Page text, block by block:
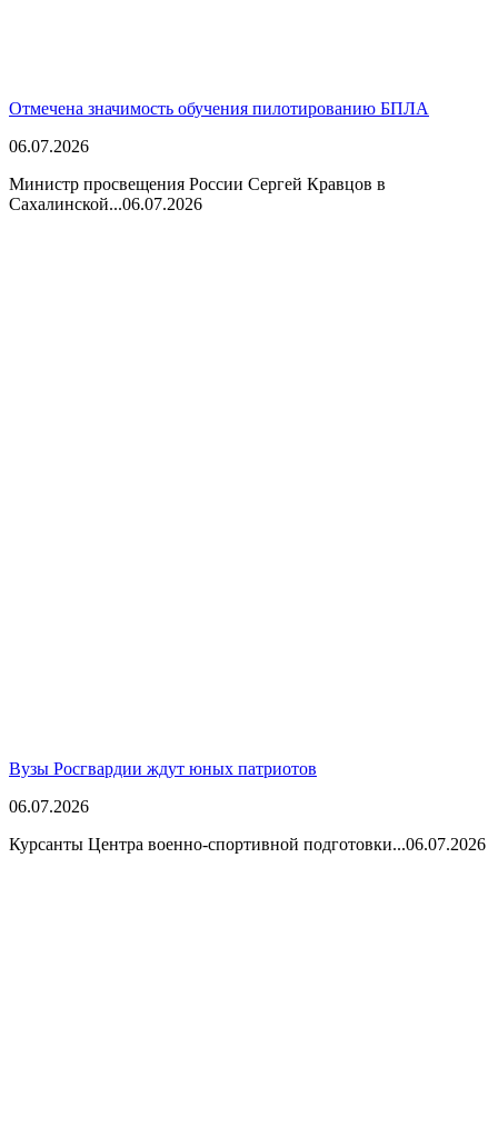
Отмечена значимость обучения пилотированию БПЛА
06.07.2026
Министр просвещения России Сергей Кравцов в
Сахалинской...06.07.2026
Вузы Росгвардии ждут юных патриотов
06.07.2026
Курсанты Центра военно-спортивной подготовки...06.07.2026